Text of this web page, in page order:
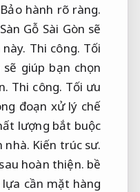
Bảo hành rõ ràng.
Gỗ Sài Gòn sẽ
Thi công. Tối
giúp bạn chọn
Thi công. Tối ưu
đoạn xử lý chế
lượng bắt buộc
nhà. Kiến trúc sư.
hoàn thiện. bề
cần mặt hàng